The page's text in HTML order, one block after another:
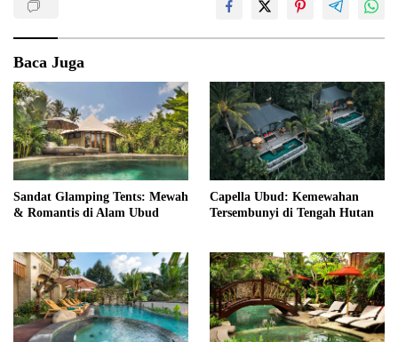
Baca Juga
Sandat Glamping Tents: Mewah
& Romantis di Alam Ubud
Capella Ubud: Kemewahan
Tersembunyi di Tengah Hutan